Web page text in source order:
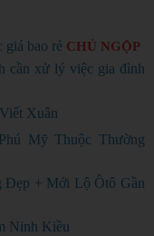
giá bao rẻ CHỦ NGỘP
cần xử lý việc gia đình
Xuân
Mỹ Thuộc Thường
Đẹp + Mới Lộ Ôtô Gần
Ninh Kiều